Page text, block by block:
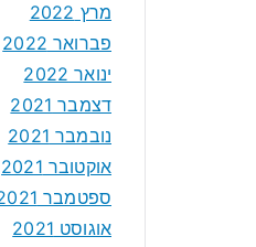
מרץ 2022
פברואר 2022
ינואר 2022
דצמבר 2021
נובמבר 2021
אוקטובר 2021
ספטמבר 2021
אוגוסט 2021